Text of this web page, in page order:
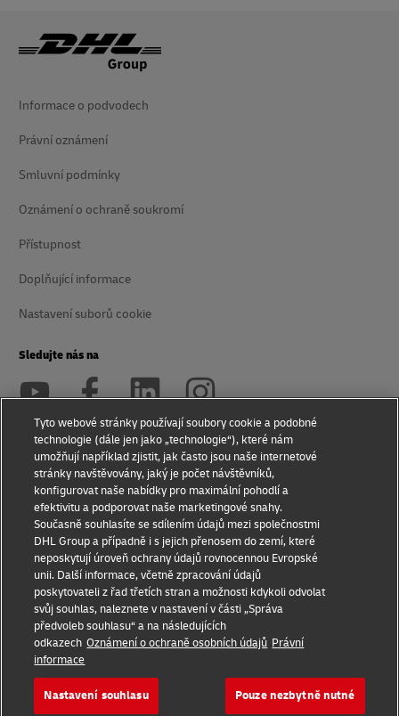
Informace o podvodech
Právní oznámení
Smluvní podmínky
Oznámení o ochraně soukromí
Přístupnost
Doplňující informace
Nastavení suborů cookie
Sledujte nás na
2026 © - všechna práva vyhrazena
Tyto webové stránky používají soubory cookie a podobné
technologie (dále jen jako „technologie“), které nám
umožňují například zjistit, jak často jsou naše internetové
stránky navštěvovány, jaký je počet návštěvníků,
konfigurovat naše nabídky pro maximální pohodlí a
efektivitu a podporovat naše marketingové snahy.
Současně souhlasíte se sdílením údajů mezi společnostmi
DHL Group a případně i s jejich přenosem do zemí, které
neposkytují úroveň ochrany údajů rovnocennou Evropské
unii. Další informace, včetně zpracování údajů
poskytovateli z řad třetích stran a možnosti kdykoli odvolat
svůj souhlas, naleznete v nastavení v části „Správa
předvoleb souhlasu“ a na následujících
odkazech Oznámení o ochraně osobních údajů Právní
informace
Nastavení souhlasu Pouze nezbytně nutné